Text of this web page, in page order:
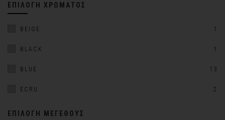
ΕΠΙΛΟΓΉ ΧΡΏΜΑΤΟΣ
BEIGE 1
BLACK 1
BLUE 13
ECRU 2
ΕΠΙΛΟΓΉ ΜΕΓΈΘΟΥΣ